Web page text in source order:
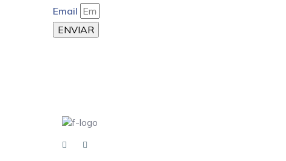
Email
ENVIAR